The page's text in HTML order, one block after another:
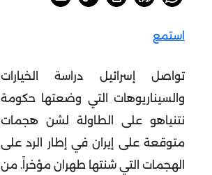
استمع
تواصل إسرائيل دراسة الخيارات
والسيناريوهات التي وضعتها حكومة
نتنياهو على الطاولة لشن هجمات
متوقعة على إيران في إطار الرد على
الهجمات التي شنتها طهران مؤخراً. من
عودة
الحديث
عن
الردع